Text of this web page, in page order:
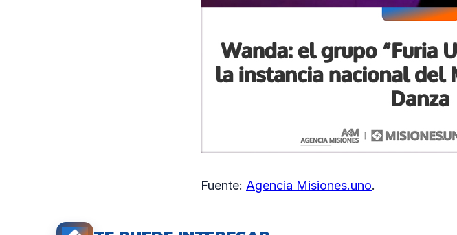
Fuente: Agencia Misiones.uno.